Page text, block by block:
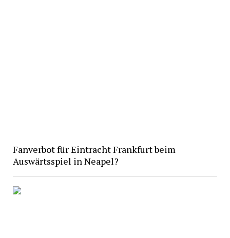
Fanverbot für Eintracht Frankfurt beim
Auswärtsspiel in Neapel?